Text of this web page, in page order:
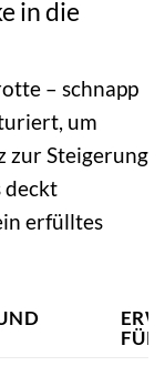
in die
– schnapp
um
zur Steigerung
deckt
erfülltes